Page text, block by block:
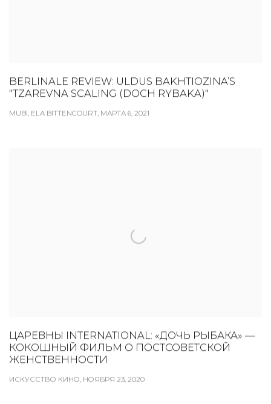
BERLINALE REVIEW: ULDUS BAKHTIOZINA’S
"TZAREVNA SCALING (DOCH RYBAKA)"
MUBI, ELA BITTENCOURT, МАРТА 6, 2021
ЦАРЕВНЫ INTERNATIONAL: «ДОЧЬ РЫБАКА» —
КОКОШНЫЙ ФИЛЬМ О ПОСТСОВЕТСКОЙ
ЖЕНСТВЕННОСТИ
ИСКУССТВО КИНО, НОЯБРЯ 23, 2020